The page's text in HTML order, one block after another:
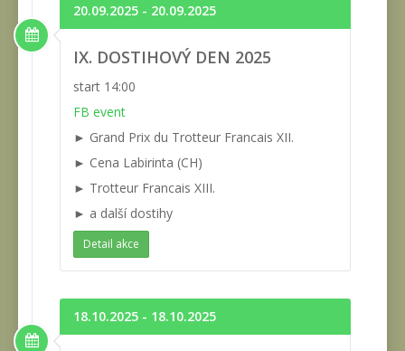
20.09.2025 - 20.09.2025
IX. DOSTIHOVÝ DEN 2025
start 14:00
FB event
► Grand Prix du Trotteur Francais XII.
► Cena Labirinta (CH)
► Trotteur Francais XIII.
► a další dostihy
Detail akce
18.10.2025 - 18.10.2025